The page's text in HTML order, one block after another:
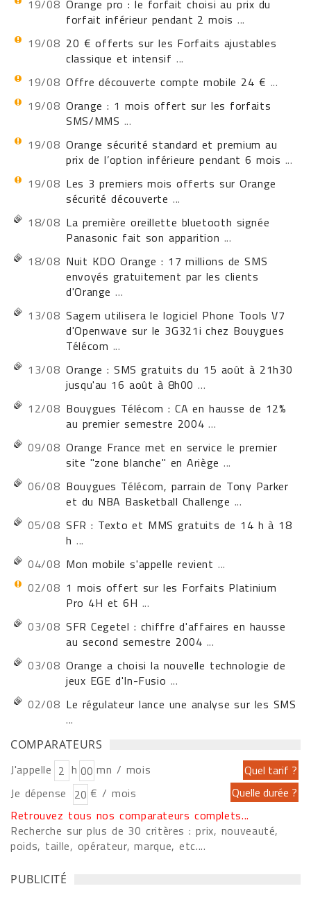
19/08 Orange pro : le forfait choisi au prix du
forfait inférieur pendant 2 mois ...
19/08 20 € offerts sur les Forfaits ajustables
classique et intensif ...
19/08 Offre découverte compte mobile 24 € ...
19/08 Orange : 1 mois offert sur les forfaits
SMS/MMS ...
19/08 Orange sécurité standard et premium au
prix de l’option inférieure pendant 6 mois ...
19/08 Les 3 premiers mois offerts sur Orange
sécurité découverte ...
18/08 La première oreillette bluetooth signée
Panasonic fait son apparition ...
18/08 Nuit KDO Orange : 17 millions de SMS
envoyés gratuitement par les clients
d'Orange ...
13/08 Sagem utilisera le logiciel Phone Tools V7
d'Openwave sur le 3G321i chez Bouygues
Télécom ...
13/08 Orange : SMS gratuits du 15 août à 21h30
jusqu'au 16 août à 8h00 ...
12/08 Bouygues Télécom : CA en hausse de 12%
au premier semestre 2004 ...
09/08 Orange France met en service le premier
site "zone blanche" en Ariège ...
06/08 Bouygues Télécom, parrain de Tony Parker
et du NBA Basketball Challenge ...
05/08 SFR : Texto et MMS gratuits de 14 h à 18
h ...
04/08 Mon mobile s'appelle revient ...
02/08 1 mois offert sur les Forfaits Platinium
Pro 4H et 6H ...
03/08 SFR Cegetel : chiffre d'affaires en hausse
au second semestre 2004 ...
03/08 Orange a choisi la nouvelle technologie de
jeux EGE d'In-Fusio ...
02/08 Le régulateur lance une analyse sur les SMS
...
COMPARATEURS
J'appelle h
mn / mois
Je dépense
€ / mois
Retrouvez tous nos comparateurs complets...
Recherche sur plus de 30 critères : prix, nouveauté,
poids, taille, opérateur, marque, etc....
PUBLICITÉ